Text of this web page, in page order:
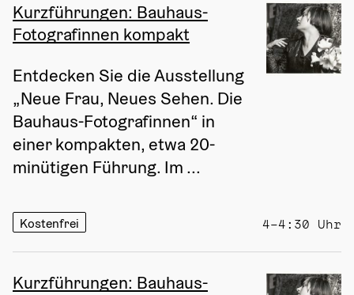
Kurzführungen: Bauhaus-
Fotografinnen kompakt
Entdecken Sie die Ausstellung
„Neue Frau, Neues Sehen. Die
Bauhaus-Fotografinnen“ in
einer kompakten, etwa 20-
minütigen Führung. Im ...
Kostenfrei 4–4:30 Uhr
Kurzführungen: Bauhaus-